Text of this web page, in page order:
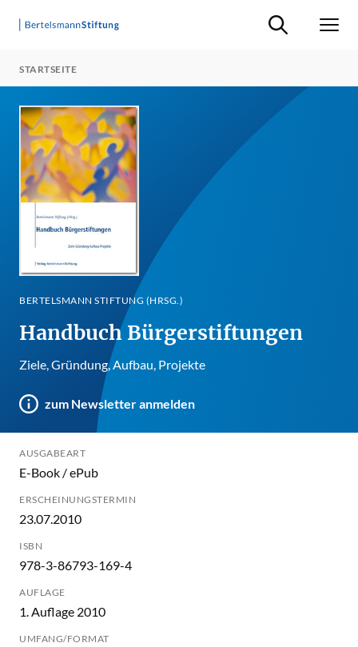
Suche ein-/
STARTSEITE
BERTELSMANN STIFTUNG (HRSG.)
Handbuch Bürgerstiftungen
Ziele, Gründung, Aufbau, Projekte
zum Newsletter anmelden
AUSGABEART
E-Book / ePub
ERSCHEINUNGSTERMIN
23.07.2010
ISBN
978-3-86793-169-4
AUFLAGE
1. Auflage 2010
UMFANG/FORMAT